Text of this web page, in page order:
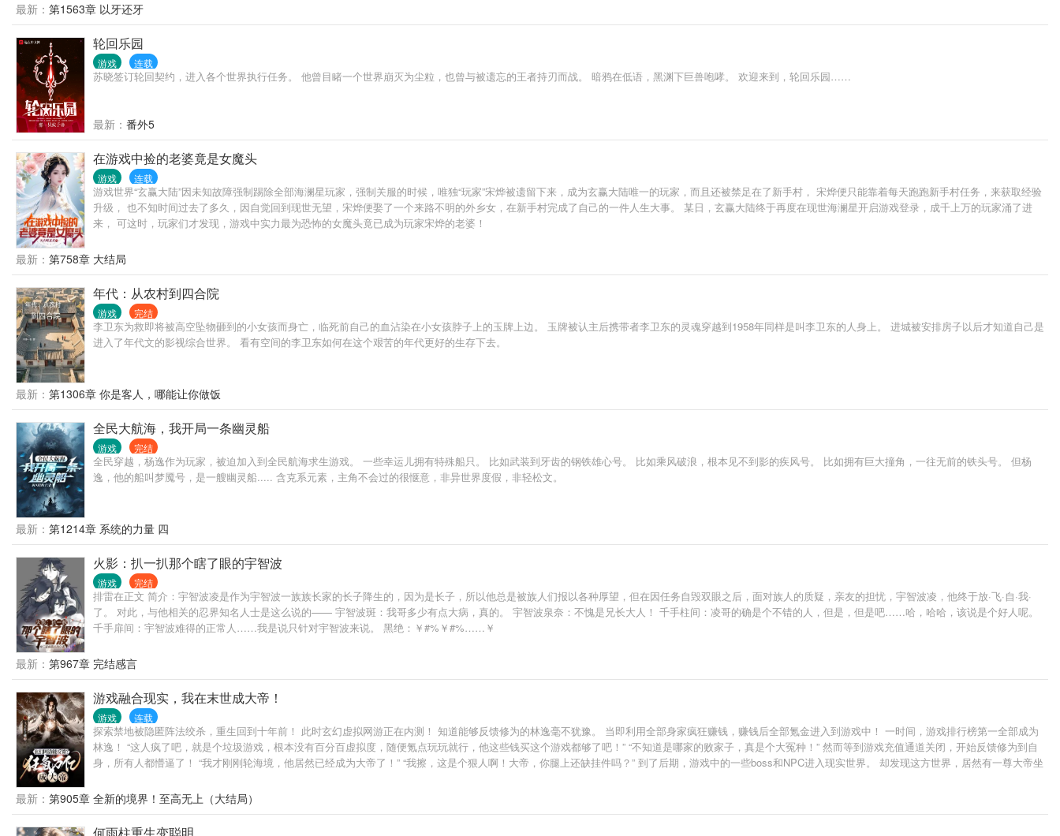
最新： 第1563章 以牙还牙
轮回乐园
游戏 连载
苏晓签订轮回契约，进入各个世界执行任务。 他曾目睹一个世界崩灭为尘粒，也曾与被遗忘的王者持刃而战。 暗鸦在低语，黑渊下巨兽咆哮。 欢迎来到，轮回乐园……
最新： 番外5
在游戏中捡的老婆竟是女魔头
游戏 连载
游戏世界“玄赢大陆”因未知故障强制踢除全部海澜星玩家，强制关服的时候，唯独“玩家”宋烨被遗留下来，成为玄赢大陆唯一的玩家，而且还被禁足在了新手村， 宋烨便只能靠着每天跑跑新手村任务，来获取经验
升级， 也不知时间过去了多久，因自觉回到现世无望，宋烨便娶了一个来路不明的外乡女，在新手村完成了自己的一件人生大事。 某日，玄赢大陆终于再度在现世海澜星开启游戏登录，成千上万的玩家涌了进
来， 可这时，玩家们才发现，游戏中实力最为恐怖的女魔头竟已成为玩家宋烨的老婆！
最新： 第758章 大结局
年代：从农村到四合院
游戏 完结
李卫东为救即将被高空坠物砸到的小女孩而身亡，临死前自己的血沾染在小女孩脖子上的玉牌上边。 玉牌被认主后携带者李卫东的灵魂穿越到1958年同样是叫李卫东的人身上。 进城被安排房子以后才知道自己是
进入了年代文的影视综合世界。 看有空间的李卫东如何在这个艰苦的年代更好的生存下去。
最新： 第1306章 你是客人，哪能让你做饭
全民大航海，我开局一条幽灵船
游戏 完结
全民穿越，杨逸作为玩家，被迫加入到全民航海求生游戏。 一些幸运儿拥有特殊船只。 比如武装到牙齿的钢铁雄心号。 比如乘风破浪，根本见不到影的疾风号。 比如拥有巨大撞角，一往无前的铁头号。 但杨
逸，他的船叫梦魇号，是一艘幽灵船..... 含克系元素，主角不会过的很惬意，非异世界度假，非轻松文。
最新： 第1214章 系统的力量 四
火影：扒一扒那个瞎了眼的宇智波
游戏 完结
排雷在正文 简介：宇智波凌是作为宇智波一族族长家的长子降生的，因为是长子，所以他总是被族人们报以各种厚望，但在因任务自毁双眼之后，面对族人的质疑，亲友的担忧，宇智波凌，他终于放·飞·自·我·
了。 对此，与他相关的忍界知名人士是这么说的—— 宇智波斑：我哥多少有点大病，真的。 宇智波泉奈：不愧是兄长大人！ 千手柱间：凌哥的确是个不错的人，但是，但是吧……哈，哈哈，该说是个好人呢。
千手扉间：宇智波难得的正常人……我是说只针对宇智波来说。 黑绝：￥#%￥#%……￥
最新： 第967章 完结感言
游戏融合现实，我在末世成大帝！
游戏 连载
探索禁地被隐匿阵法绞杀，重生回到十年前！ 此时玄幻虚拟网游正在内测！ 知道能够反馈修为的林逸毫不犹豫。 当即利用全部身家疯狂赚钱，赚钱后全部氪金进入到游戏中！ 一时间，游戏排行榜第一全部成为
林逸！ “这人疯了吧，就是个垃圾游戏，根本没有百分百虚拟度，随便氪点玩玩就行，他这些钱买这个游戏都够了吧！” “不知道是哪家的败家子，真是个大冤种！” 然而等到游戏充值通道关闭，开始反馈修为到自
身，所有人都懵逼了！ “我才刚刚轮海境，他居然已经成为大帝了！” “我擦，这是个狠人啊！大帝，你腿上还缺挂件吗？” 到了后期，游戏中的一些boss和NPC进入现实世界。 却发现这方世界，居然有一尊大帝坐
最新： 第905章 全新的境界！至高无上（大结局）